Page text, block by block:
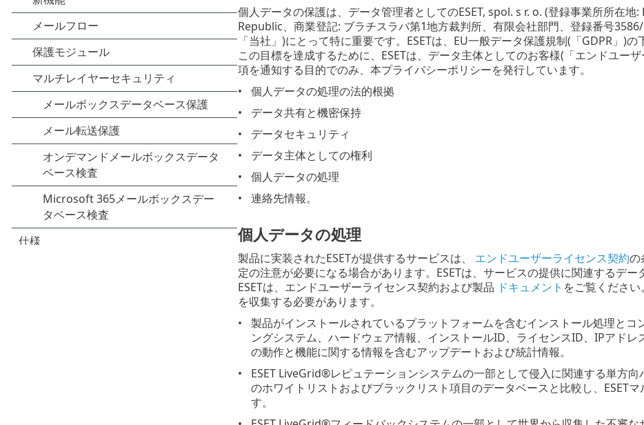
個人データの保護は、データ管理者としてのESET, spol. s r. o. (登録事業所所在
Republic、商業登記: ブラチスラバ第1地方裁判所、有限会社部門、登録番号
「当社」)にとって特に重要です。ESETは、EU一般データ保護規制(「GDPR」)
この目標を達成するために、ESETは、データ主体としてのお客様(「エンドユー
項を通知する目的でのみ、本プライバシーポリシーを発行しています。
個人データの処理の法的根拠
データ共有と機密保持
データセキュリティ
データ主体としての権利
個人データの処理
連絡先情報。
個人データの処理
製品に実装されたESETが提供するサービスは、 エンドユーザーライセンス契約の
定の注意が必要になる場合があります。ESETは、サービスの提供に関連するデー
ESETは、エンドユーザーライセンス契約および製品 ドキュメント をご覧くださ
を収集する必要があります。
製品がインストールされているプラットフォームを含むインストール処理と
ングシステム、ハードウェア情報、インストールID、ライセンスID、IPアド
の動作と機能に関する情報を含むアップデートおよび統計情報。
ESET LiveGrid®レピュテーションシステムの一部として侵入に関連する単方
のホワイトリストおよびブラックリスト項目のデータベースと比較し、ESET
す。